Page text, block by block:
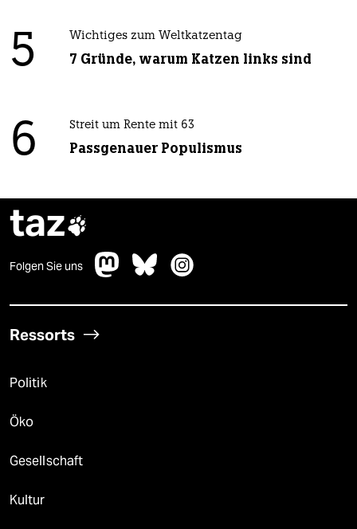
5 Wichtiges zum Weltkatzentag
7 Gründe, warum Katzen links sind
6 Streit um Rente mit 63
Passgenauer Populismus
taz
Folgen Sie uns
Ressorts
Politik
Öko
Gesellschaft
Kultur